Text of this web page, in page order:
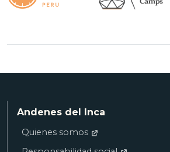
Andenes del Inca
Quienes somos